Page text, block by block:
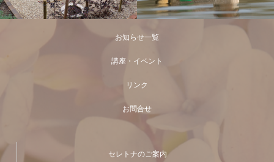
お知らせ一覧
講座・イベント
リンク
お問合せ
セレトナのご案内